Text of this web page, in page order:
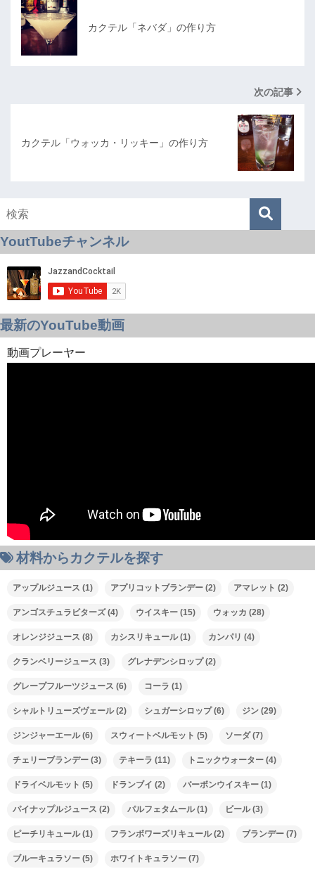
カクテル「ネバダ」の作り方
次の記事
カクテル「ウォッカ・リッキー」の作り方
YoutTubeチャンネル
最新のYouTube動画
動画プレーヤー
00:00
02:30
材料からカクテルを探す
アップルジュース (1) アプリコットブランデー (2) アマレット (2)
アンゴスチュラビターズ(4) ウイスキー (15) ウォッカ (28)
オレンジジュース (8) カシスリキュール(1) カンパリ (4)
クランベリージュース (3) グレナデンシロップ(2)
グレープフルーツジュース (6) コーラ (1)
シャルトリューズヴェール(2) シュガーシロップ(6) ジン (29)
ジンジャーエール(6) スウィートベルモット (5) ソーダ(7)
チェリーブランデー (3) テキーラ (11) トニックウォーター (4)
ドライベルモット (5) ドランブイ (2) バーボンウイスキー (1)
パイナップルジュース (2) パルフェタムール(1) ビール(3)
ピーチリキュール(1) フランボワーズリキュール(2) ブランデー (7)
ブルーキュラソー (5) ホワイトキュラソー (7)